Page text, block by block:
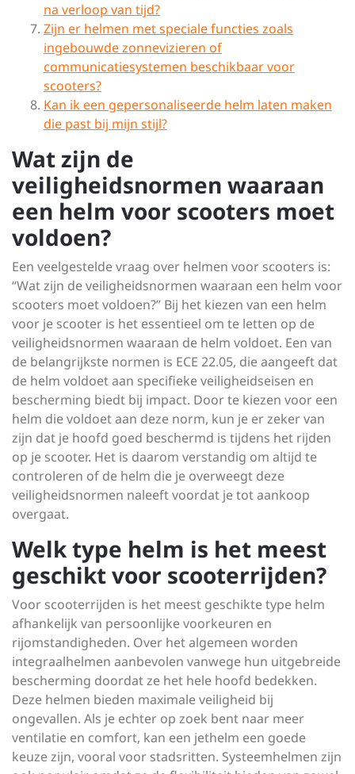
na verloop van tijd?
Zijn er helmen met speciale functies zoals
ingebouwde zonnevizieren of
communicatiesystemen beschikbaar voor
scooters?
Kan ik een gepersonaliseerde helm laten maken
die past bij mijn stijl?
Wat zijn de
veiligheidsnormen waaraan
een helm voor scooters moet
voldoen?
Een veelgestelde vraag over helmen voor scooters is:
“Wat zijn de veiligheidsnormen waaraan een helm voor
scooters moet voldoen?” Bij het kiezen van een helm
voor je scooter is het essentieel om te letten op de
veiligheidsnormen waaraan de helm voldoet. Een van
de belangrijkste normen is ECE 22.05, die aangeeft dat
de helm voldoet aan specifieke veiligheidseisen en
bescherming biedt bij impact. Door te kiezen voor een
helm die voldoet aan deze norm, kun je er zeker van
zijn dat je hoofd goed beschermd is tijdens het rijden
op je scooter. Het is daarom verstandig om altijd te
controleren of de helm die je overweegt deze
veiligheidsnormen naleeft voordat je tot aankoop
overgaat.
Welk type helm is het meest
geschikt voor scooterrijden?
Voor scooterrijden is het meest geschikte type helm
afhankelijk van persoonlijke voorkeuren en
rijomstandigheden. Over het algemeen worden
integraalhelmen aanbevolen vanwege hun uitgebreide
bescherming doordat ze het hele hoofd bedekken.
Deze helmen bieden maximale veiligheid bij
ongevallen. Als je echter op zoek bent naar meer
ventilatie en comfort, kan een jethelm een goede
keuze zijn, vooral voor stadsritten. Systeemhelmen zijn